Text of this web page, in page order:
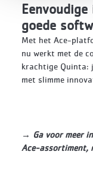
goede
Met het Ace-
nu werkt met de
krachtige Quinta:
met slimme
→ Ga voor meer
Ace-assortiment,